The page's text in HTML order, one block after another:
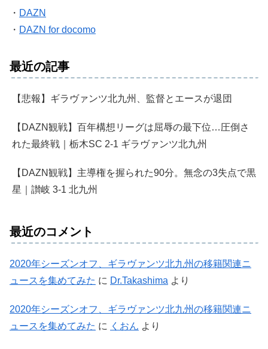
・ DAZN
・ DAZN for docomo
最近の記事
【悲報】ギラヴァンツ北九州、監督とエースが退団
【DAZN観戦】百年構想リーグは屈辱の最下位…圧倒さ
れた最終戦｜栃木SC 2-1 ギラヴァンツ北九州
【DAZN観戦】主導権を握られた90分。無念の3失点で黒
星｜讃岐 3-1 北九州
最近のコメント
2020年シーズンオフ、ギラヴァンツ北九州の移籍関連ニ
ュースを集めてみた に Dr.Takashima より
2020年シーズンオフ、ギラヴァンツ北九州の移籍関連ニ
ュースを集めてみた に くおん より